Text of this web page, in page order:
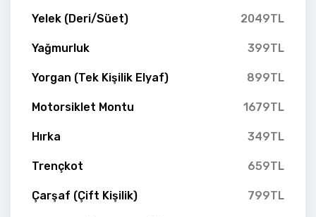
Yelek (Deri/Süet) 2049TL
Yağmurluk 399TL
Yorgan (Tek Kişilik Elyaf) 899TL
Motorsiklet Montu 1679TL
Hırka 349TL
Trençkot 659TL
Çarşaf (Çift Kişilik) 799TL